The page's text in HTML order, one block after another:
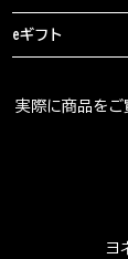
eギフト
実際に商品をご
ヨ